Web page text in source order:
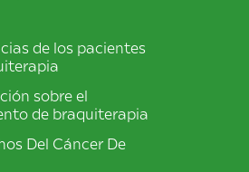
de los pacientes
sobre el
de braquiterapia
Del Cáncer De